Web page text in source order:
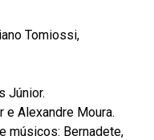
Tomiossi,
Júnior.
e Alexandre Moura.
músicos: Bernadete,